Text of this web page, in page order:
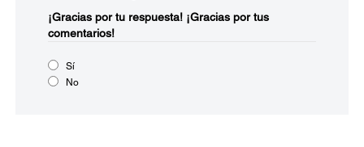
¡Gracias por tu respuesta! ¡Gracias por tus
comentarios!
Sí
No